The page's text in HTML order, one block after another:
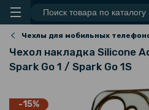
Чехлы для мобильных
Чехол накладка Silicone
Spark Go 1 / Spark Go 1S
-15%